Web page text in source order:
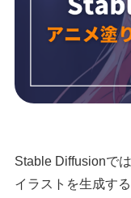
Stable Diffusionで
イラストを生成す